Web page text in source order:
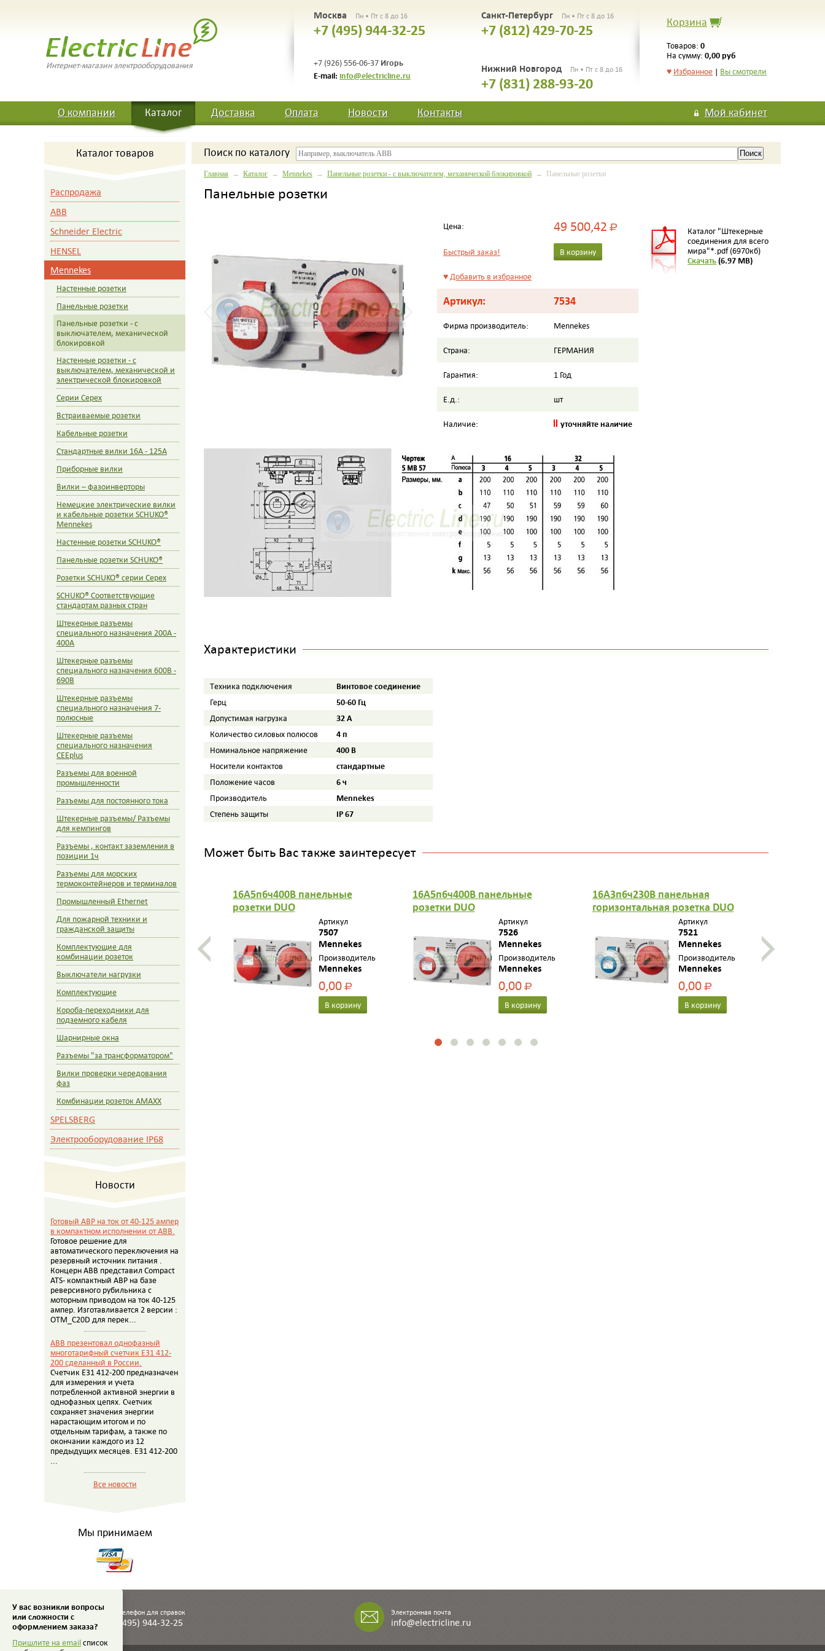
Интернет-магазин электрооборудования
Москва Пн • Пт с 8 до 16
+7 (495) 944-32-25
+7 (926) 556-06-37 Игорь
E-mail: info@electricline.ru
Санкт-Петербург Пн • Пт с 8 до 16
+7 (812) 429-70-25
Нижний Новгород Пн • Пт с 8 до 16
+7 (831) 288-93-20
Корзина
Товаров: 0
На сумму: 0,00 руб
♥ Избранное | Вы смотрели
О компании Каталог Доставка Оплата Новости Контакты Мой кабинет
Каталог товаров
Распродажа
ABB
Schneider Electric
HENSEL
Mennekes
Настенные розетки
Панельные розетки
Панельные розетки - с
выключателем, механической
блокировкой
Настенные розетки - с
выключателем, механической и
электрической блокировкой
Cерии Cepex
Встраиваемые розетки
Кабельные розетки
Стандартные вилки 16A - 125A
Приборные вилки
Вилки – фазоинверторы
Немецкие электрические вилки
и кабельные розетки SCHUKO®
Mennekes
Настенные розетки SCHUKO®
Панельные розетки SCHUKO®
Розетки SCHUKO® серии Cepex
SCHUKO® Cоответствующие
стандартам разных стран
Штекерные разъемы
специального назначения 200A -
400A
Штекерные разъемы
специального назначения 600В -
690В
Штекерные разъемы
специального назначения 7-
полюсные
Штекерные разъемы
специального назначения
CEEplus
Разъемы для военной
промышленности
Разъемы для постоянного тока
Штекерные разъемы/ Разъемы
для кемпингов
Разъемы , контакт заземления в
позиции 1ч
Разъемы для морских
термоконтейнеров и терминалов
Промышленный Ethernet
Для пожарной техники и
гражданской защиты
Комплектующие для
комбинации розеток
Выключатели нагрузки
Комплектующие
Короба-переходники для
подземного кабеля
Шарнирные окна
Разъемы "за трансформатором"
Вилки проверки чередования
фаз
Комбинации розеток AMAXX
SPELSBERG
Электрооборудование IP68
Новости
Готовый АВР на ток от 40-125 ампер
в компактном исполнении от АВВ.
Готовое решение для
автоматического переключения на
резервный источник питания .
Концерн АВВ представил Compact
ATS- компактный АВР на базе
реверсивного рубильника с
моторным приводом на ток 40-125
ампер. Изготавливается 2 версии :
OTM_C20D для перек...
ABB презентовал однофазный
многотарифный счетчик E31 412-
200 сделанный в России.
Счетчик E31 412-200 предназначен
для измерения и учета
потребленной активной энергии в
однофазных цепях. Счетчик
сохраняет значения энергии
нарастающим итогом и по
отдельным тарифам, а также по
окончании каждого из 12
предыдущих месяцев. E31 412-200
...
Все новости
Мы принимаем
Поиск по каталогу
Главная → Каталог → Mennekes → Панельные розетки - с выключателем, механической блокировкой → Панельные розетки
Панельные розетки
Цена: 49 500,42Р
Быстрый заказ! В корзину
♥Добавить в избранное
Артикул: 7534
Фирма производитель: Mennekes
Страна: ГЕРМАНИЯ
Гарантия: 1 Год
Е.д.: шт
Наличие: уточняйте наличие
Каталог "Штекерные
соединения для всего
мира"*.pdf (6970кб)
Скачать(6.97 MB)
Характеристики
Tехника подключения Винтовое соединение
Герц 50-60 Гц
Допустимая нагрузка 32 A
Количество силовых полюсов 4 п
Номинальное напряжение 400 B
Носители контактов стандартные
Положение часов 6 ч
Производитель Mennekes
Степень защиты IP 67
Может быть Вас также заинтересует
16A5п6ч400В панельные
розетки DUO
Артикул
7507
Mennekes
Производитель
Mennekes
0,00Р
В корзину
16A5п6ч400В панельные
розетки DUO
Артикул
7526
Mennekes
Производитель
Mennekes
0,00Р
В корзину
16А3п6ч230В панельная
горизонтальная розетка DUO
Артикул
7521
Mennekes
Производитель
Mennekes
0,00Р
В корзину
Телефон для справок
(495) 944-32-25
Электронная почта
info@electricline.ru
У вас возникли вопросы
или сложности с
оформлением заказа?
Пришлите на emailсписок